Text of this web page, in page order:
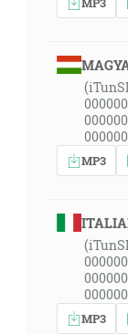
MP3
MP3